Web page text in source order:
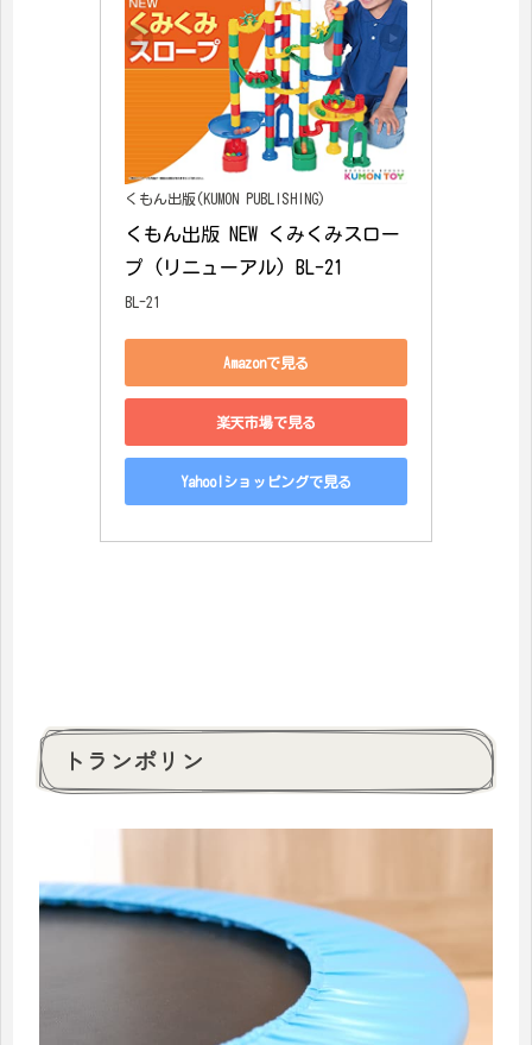
くもん出版(KUMON PUBLISHING)
くもん出版 NEW くみくみスロー
プ (リニューアル) BL-21
BL-21
Amazonで見る
楽天市場で見る
Yahoo!ショッピングで見る
トランポリン